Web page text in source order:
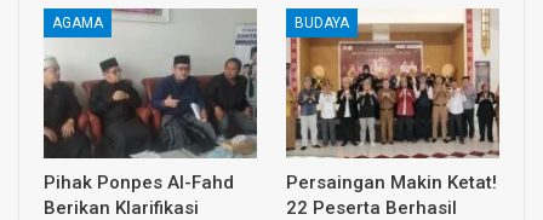
AGAMA
Pihak Ponpes Al-Fahd
Berikan Klarifikasi
BUDAYA
Persaingan Makin Ketat!
22 Peserta Berhasil